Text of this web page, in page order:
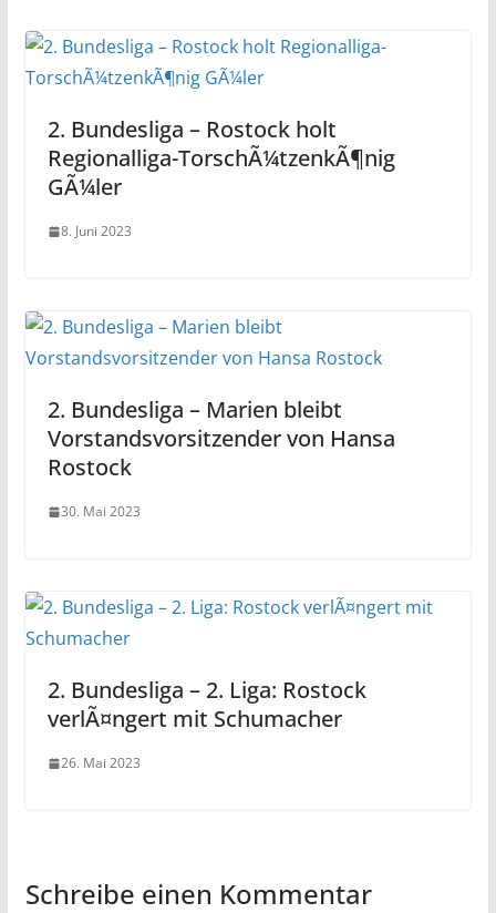
2. Bundesliga – Rostock holt
Regionalliga-TorschÃ¼tzenkÃ¶nig
GÃ¼ler
8. Juni 2023
2. Bundesliga – Marien bleibt
Vorstandsvorsitzender von Hansa
Rostock
30. Mai 2023
2. Bundesliga – 2. Liga: Rostock
verlÃ¤ngert mit Schumacher
26. Mai 2023
Schreibe einen Kommentar